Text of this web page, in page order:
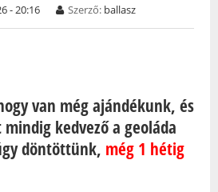
- 20:16 Szerző: ballasz
van még ajándékunk, és
kedvező a geoláda
döntöttünk, még 1 hétig